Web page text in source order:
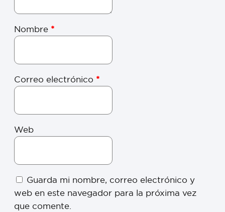
Nombre *
Correo electrónico *
Web
Guarda mi nombre, correo electrónico y
web en este navegador para la próxima vez
que comente.